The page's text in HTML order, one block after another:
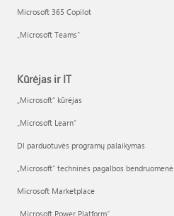
Microsoft 365 Copilot
„Microsoft Teams“
Kūrėjas ir IT
„Microsoft“ kūrėjas
„Microsoft Learn“
DI parduotuvės programų palaikymas
„Microsoft“ techninės pagalbos bendruomenė
Microsoft Marketplace
„Microsoft Power Platform“